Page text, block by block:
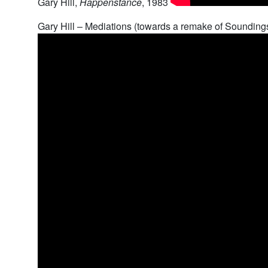
Gary Hill – Mediations (towards a remake of